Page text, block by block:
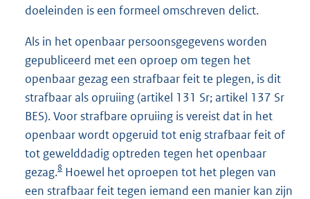
doeleinden is een formeel omschreven delict.
Als in het openbaar persoonsgegevens worden
gepubliceerd met een oproep om tegen het
openbaar gezag een strafbaar feit te plegen, is dit
strafbaar als opruiing (artikel 131 Sr; artikel 137 Sr
BES). Voor strafbare opruiing is vereist dat in het
openbaar wordt opgeruid tot enig strafbaar feit of
tot gewelddadig optreden tegen het openbaar
gezag.8 Hoewel het oproepen tot het plegen van
een strafbaar feit tegen iemand een manier kan zijn